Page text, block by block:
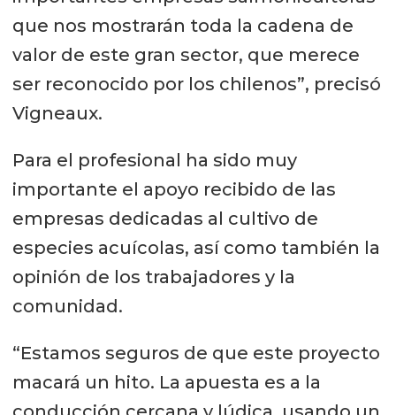
que nos mostrarán toda la cadena de
valor de este gran sector, que merece
ser reconocido por los chilenos”, precisó
Vigneaux.
Para el profesional ha sido muy
importante el apoyo recibido de las
empresas dedicadas al cultivo de
especies acuícolas, así como también la
opinión de los trabajadores y la
comunidad.
“Estamos seguros de que este proyecto
macará un hito. La apuesta es a la